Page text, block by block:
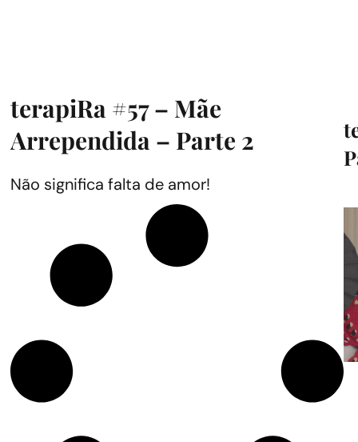
terapiRa #57 – Mãe
Arrependida – Parte 2
Não significa falta de amor!